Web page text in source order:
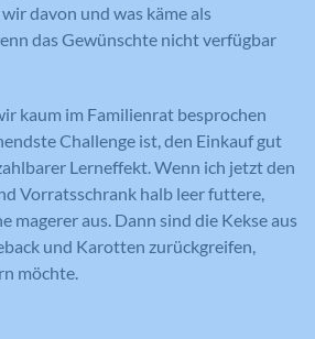
davon und was käme als
das Gewünschte nicht verfügbar
kaum im Familienrat besprochen
Challenge ist, den Einkauf gut
Lerneffekt. Wenn ich jetzt den
Vorratsschrank halb leer futtere,
magerer aus. Dann sind die Kekse aus
und Karotten zurückgreifen,
möchte.